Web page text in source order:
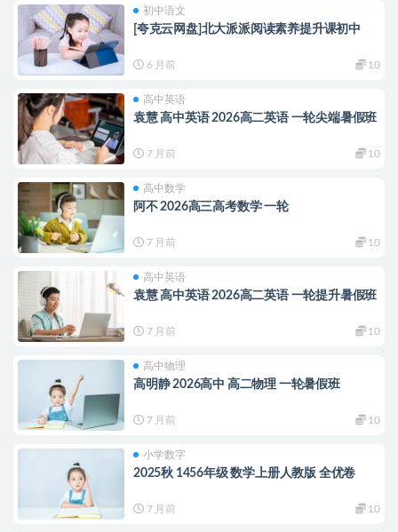
初中语文
[夸克云网盘]北大派派阅读素养提升课初中
6 月前 10
高中英语
袁慧 高中英语 2026高二英语 一轮尖端暑假班
7 月前 10
高中数学
阿不 2026高三高考数学 一轮
7 月前 10
高中英语
袁慧 高中英语 2026高二英语 一轮提升暑假班
7 月前 10
高中物理
高明静 2026高中 高二物理 一轮暑假班
7 月前 10
小学数字
2025秋 1456年级 数学上册人教版 全优卷
7 月前 10